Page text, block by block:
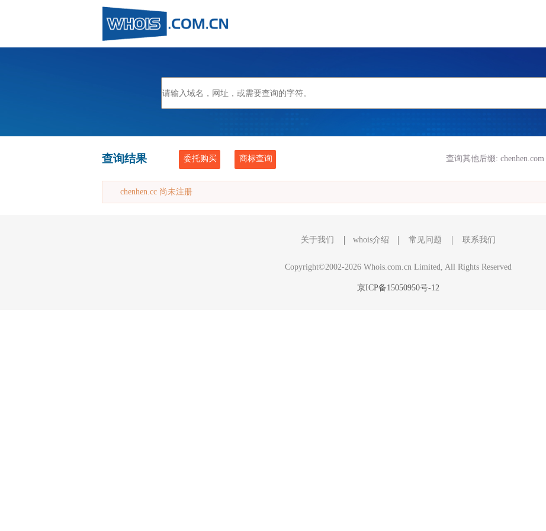
查询结果 委托购买 商标查询 查询其他后缀: chenhen.com
chenhen.cc 尚未注册
关于我们 whois介绍 常见问题 联系我们
Copyright©2002-2026 Whois.com.cn Limited, All Rights Reserved
京ICP备15050950号-12